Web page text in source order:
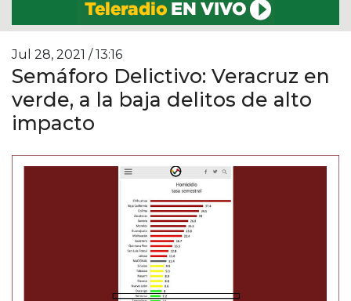
Jul 28, 2021 / 13:16
Semáforo Delictivo: Veracruz en
verde, a la baja delitos de alto
impacto